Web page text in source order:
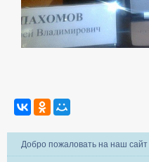
Добро пожаловать на наш сайт